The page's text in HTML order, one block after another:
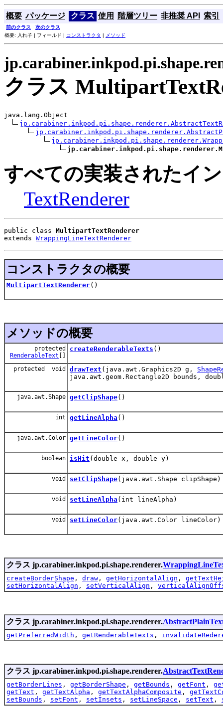
概要 パッケージ クラス 使用 階層ツリー 非推奨 API 索引
前のクラス
次のクラス
概要: 入れ子 | フィールド | コンストラクタ | メソッド
クラス
java.lang.Object
すべての実装されたイ
TextRenderer
public class MultipartTextRenderer
extends WrappingLineTextRenderer
コンストラクタの概要
MultipartTextRenderer()
メソッドの概要
protected
RenderableText []
createRenderableTexts ()
protected void drawText (java.awt.Graphics2D g,
java.awt.geom.Rectangle2D bounds,
java.awt.Shape getClipShape()
int getLineAlpha ()
java.awt.Color getLineColor()
boolean isHit (double x, double y)
void setClipShape(java.awt.Shape clipShape)
void setLineAlpha (int lineAlpha)
void setLineColor(java.awt.Color lineColor)
クラス jp.carabiner.inkpod.pi.shape.renderer.
createBorderShape , draw , getHorizontalAlign ,
setHorizontalAlign , setVerticalAlign ,
クラス jp.carabiner.inkpod.pi.shape.renderer.
getPreferredWidth , getRenderableTexts ,
クラス jp.carabiner.inkpod.pi.shape.renderer.
getBorderLines , getBorderShape , getBounds , getFont ,
getText , getTextAlpha , getTextAlphaComposite ,
setBounds , setFont , setInsets , setLineSpace , setText ,